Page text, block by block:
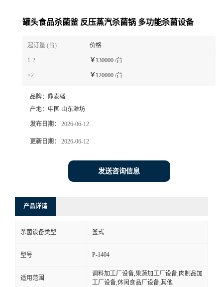
罐头食品杀菌釜 反压蒸汽杀菌锅 多功能杀菌设备
起订量 (台) 价格
1-2 ￥ 130000 /台
≥2 ￥ 120000 /台
品牌： 鼎泰盛
产地： 中国 山东潍坊
发布日期： 2026-06-12
更新日期： 2026-06-12
发送咨询信息
产品详请
杀菌设备类型 釜式
型号 P-1404
适用范围
调料加工厂设备,果蔬加工厂设备,肉制品加
工厂设备,休闲食品厂设备,其他